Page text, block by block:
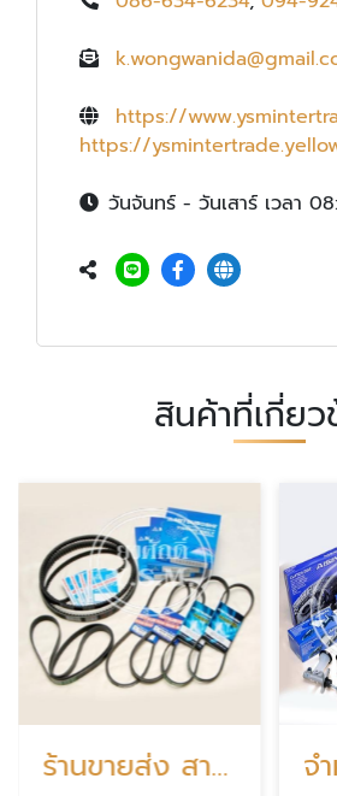
https://
https://
วันจันทร์ - วันเสาร์ เวลา
สินค้าที่เกี่ย
ร้านขายส่ง สายพานรถยนต์